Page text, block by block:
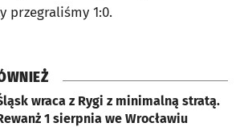
przegraliśmy 1:0.
wraca z Rygi z minimalną stratą.
1 sierpnia we Wrocławiu